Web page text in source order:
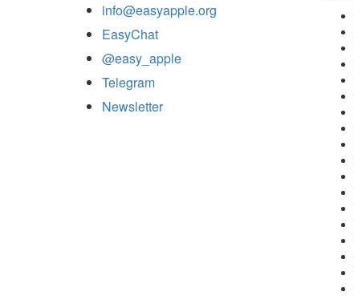
info@easyapple.org
EasyChat
@easy_apple
Telegram
Newsletter